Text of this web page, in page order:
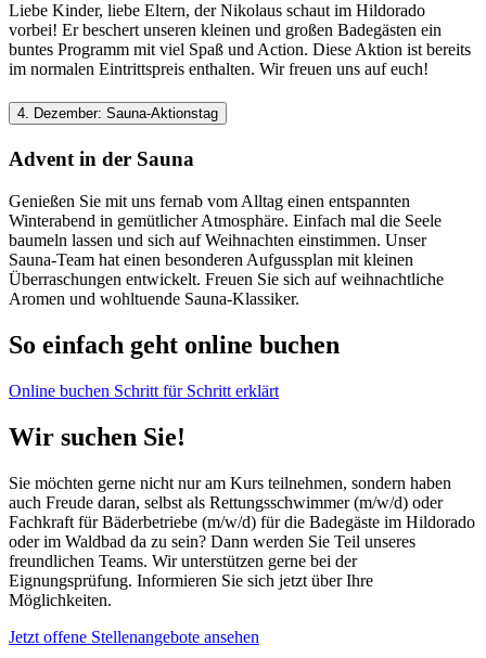
Liebe Kinder, liebe Eltern, der Nikolaus schaut im Hildorado
vorbei! Er beschert unseren kleinen und großen Badegästen ein
buntes Programm mit viel Spaß und Action. Diese Aktion ist bereits
im normalen Eintrittspreis enthalten. Wir freuen uns auf euch!
4. Dezember: Sauna-Aktionstag
Advent in der Sauna
Genießen Sie mit uns fernab vom Alltag einen entspannten
Winterabend in gemütlicher Atmosphäre. Einfach mal die Seele
baumeln lassen und sich auf Weihnachten einstimmen. Unser
Sauna-Team hat einen besonderen Aufgussplan mit kleinen
Überraschungen entwickelt. Freuen Sie sich auf weihnachtliche
Aromen und wohltuende Sauna-Klassiker.
So einfach geht online buchen
Online buchen Schritt für Schritt erklärt
Wir suchen Sie!
Sie möchten gerne nicht nur am Kurs teilnehmen, sondern haben
auch Freude daran, selbst als Rettungsschwimmer (m/w/d) oder
Fachkraft für Bäderbetriebe (m/w/d) für die Badegäste im Hildorado
oder im Waldbad da zu sein? Dann werden Sie Teil unseres
freundlichen Teams. Wir unterstützen gerne bei der
Eignungsprüfung. Informieren Sie sich jetzt über Ihre
Möglichkeiten.
Jetzt offene Stellenangebote ansehen